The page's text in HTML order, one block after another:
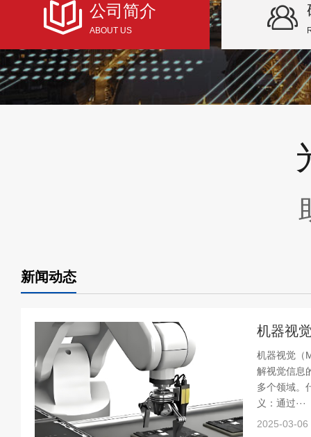
公司简介
ABOUT US
新闻动态
机器视
机器视觉（
解视觉信息
多个领域。
义：通过···
2025-03-06